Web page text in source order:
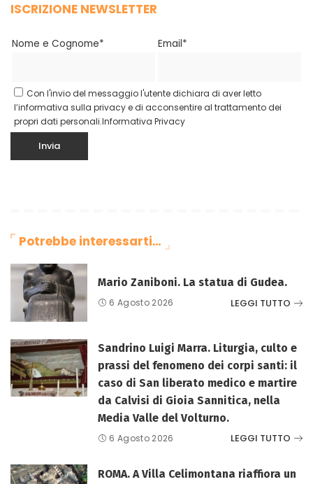
ISCRIZIONE NEWSLETTER
Nome e Cognome* Email*
Con l'invio del messaggio l'utente dichiara di aver letto
l’informativa sulla privacy e di acconsentire al trattamento dei
propri dati personali.Informativa Privacy
Potrebbe interessarti…
Mario Zaniboni. La statua di Gudea.
6 Agosto 2026 LEGGI TUTTO
Sandrino Luigi Marra. Liturgia, culto e
prassi del fenomeno dei corpi santi: il
caso di San liberato medico e martire
da Calvisi di Gioia Sannitica, nella
Media Valle del Volturno.
6 Agosto 2026 LEGGI TUTTO
ROMA. A Villa Celimontana riaffiora un